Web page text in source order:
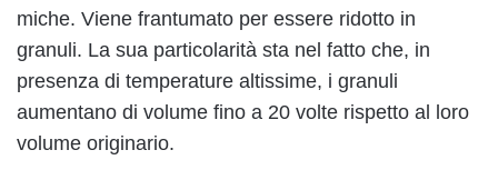
miche. Viene frantumato per essere ridotto in
granuli. La sua particolarità sta nel fatto che, in
presenza di temperature altissime, i granuli
aumentano di volume fino a 20 volte rispetto al loro
volume originario.